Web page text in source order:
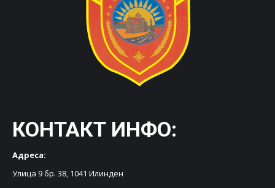
КОНТАКТ ИНФО:
Адреса:
Улица 9 бр. 38, 1041 Илинден